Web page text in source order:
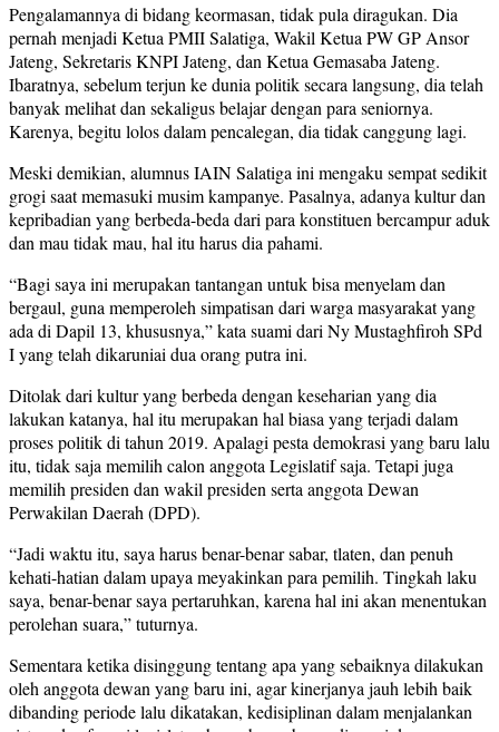
Pengalamannya di bidang keormasan, tidak pula diragukan. Dia
pernah menjadi Ketua PMII Salatiga, Wakil Ketua PW GP Ansor
Jateng, Sekretaris KNPI Jateng, dan Ketua Gemasaba Jateng.
Ibaratnya, sebelum terjun ke dunia politik secara langsung, dia telah
banyak melihat dan sekaligus belajar dengan para seniornya.
Karenya, begitu lolos dalam pencalegan, dia tidak canggung lagi.
Meski demikian, alumnus IAIN Salatiga ini mengaku sempat sedikit
grogi saat memasuki musim kampanye. Pasalnya, adanya kultur dan
kepribadian yang berbeda-beda dari para konstituen bercampur aduk
dan mau tidak mau, hal itu harus dia pahami.
“Bagi saya ini merupakan tantangan untuk bisa menyelam dan
bergaul, guna memperoleh simpatisan dari warga masyarakat yang
ada di Dapil 13, khususnya,” kata suami dari Ny Mustaghfiroh SPd
I yang telah dikaruniai dua orang putra ini.
Ditolak dari kultur yang berbeda dengan keseharian yang dia
lakukan katanya, hal itu merupakan hal biasa yang terjadi dalam
proses politik di tahun 2019. Apalagi pesta demokrasi yang baru lalu
itu, tidak saja memilih calon anggota Legislatif saja. Tetapi juga
memilih presiden dan wakil presiden serta anggota Dewan
Perwakilan Daerah (DPD).
“Jadi waktu itu, saya harus benar-benar sabar, tlaten, dan penuh
kehati-hatian dalam upaya meyakinkan para pemilih. Tingkah laku
saya, benar-benar saya pertaruhkan, karena hal ini akan menentukan
perolehan suara,” tuturnya.
Sementara ketika disinggung tentang apa yang sebaiknya dilakukan
oleh anggota dewan yang baru ini, agar kinerjanya jauh lebih baik
dibanding periode lalu dikatakan, kedisiplinan dalam menjalankan